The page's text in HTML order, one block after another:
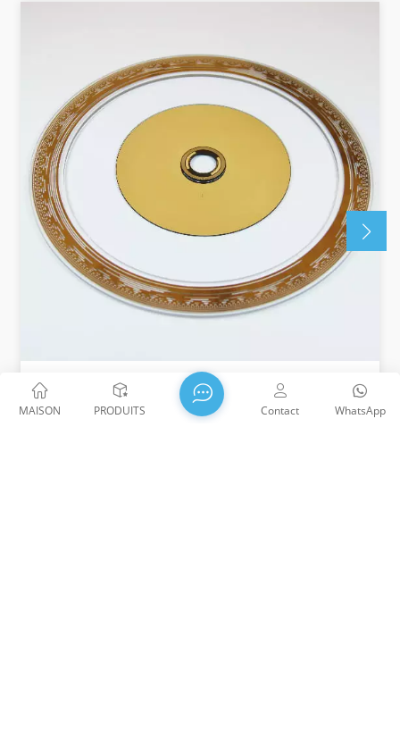
Roue Codeuse De Haute Précision
WTS adopte la technologie de micro-nano-traitement,
MAISON PRODUITS WhatsApp
Contact